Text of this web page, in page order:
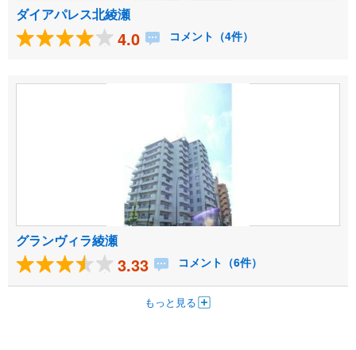
ダイアパレス北綾瀬
4.0 コメント（4件）
グランヴィラ綾瀬
3.33 コメント（6件）
もっと見る